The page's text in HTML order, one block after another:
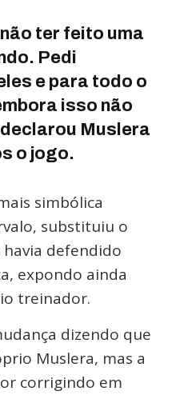
ter feito uma
Pedi
e para todo o
isso não
Muslera
o jogo.
simbólica
substituiu o
defendido
, expondo ainda
treinador.
dizendo que
Muslera, mas a
corrigindo em